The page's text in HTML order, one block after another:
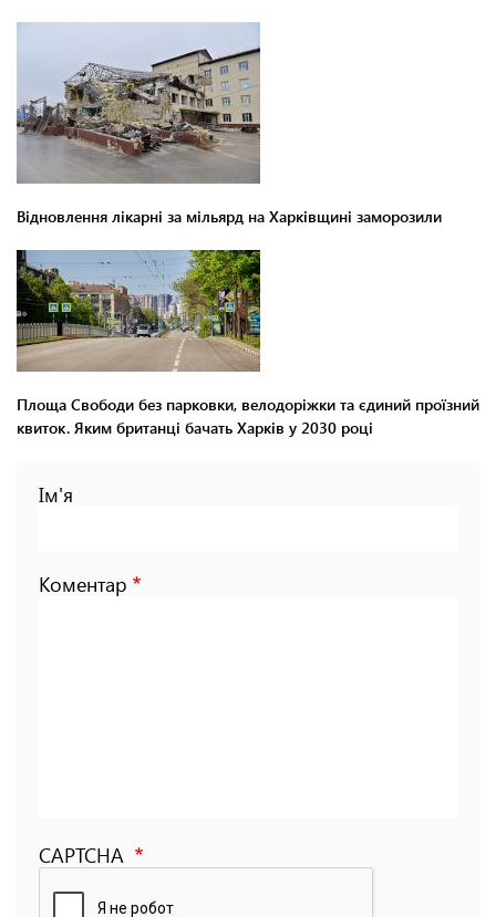
Відновлення лікарні за мільярд на Харківщині заморозили
Площа Свободи без парковки, велодоріжки та єдиний проїзний
квиток. Яким британці бачать Харків у 2030 році
Ім'я
Коментар
CAPTCHA